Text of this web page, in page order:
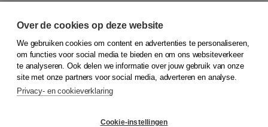
© 2026Koninklijke Boom uitgevers
Over de cookies op deze website
We gebruiken cookies om content en advertenties te personaliseren,
om functies voor social media te bieden en om ons websiteverkeer
te analyseren. Ook delen we informatie over jouw gebruik van onze
site met onze partners voor social media, adverteren en analyse.
Privacy- en cookieverklaring
Cookie-instellingen